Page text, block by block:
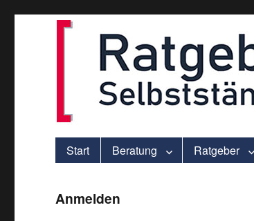
selbststaendigen.info
ver.di-Beratung für Solo-Selbstständige –
Start Beratung Ratgeber
Anmelden